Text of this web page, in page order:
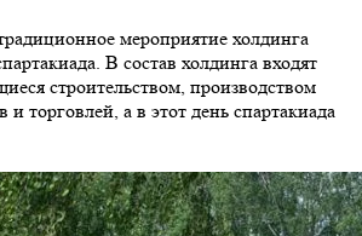
мероприятие холдинга
В состав холдинга входят
строительством, производством
и торговлей, а в этот день спартакиада